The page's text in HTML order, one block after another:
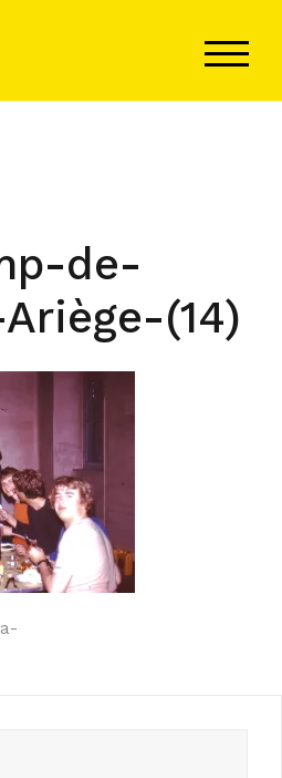
de-
(14)